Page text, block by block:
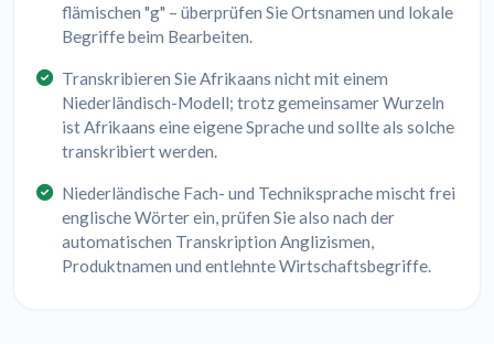
flämischen "g" – überprüfen Sie Ortsnamen und lokale
Begriffe beim Bearbeiten.
Transkribieren Sie Afrikaans nicht mit einem
Niederländisch-Modell; trotz gemeinsamer Wurzeln
ist Afrikaans eine eigene Sprache und sollte als solche
transkribiert werden.
Niederländische Fach- und Techniksprache mischt frei
englische Wörter ein, prüfen Sie also nach der
automatischen Transkription Anglizismen,
Produktnamen und entlehnte Wirtschaftsbegriffe.